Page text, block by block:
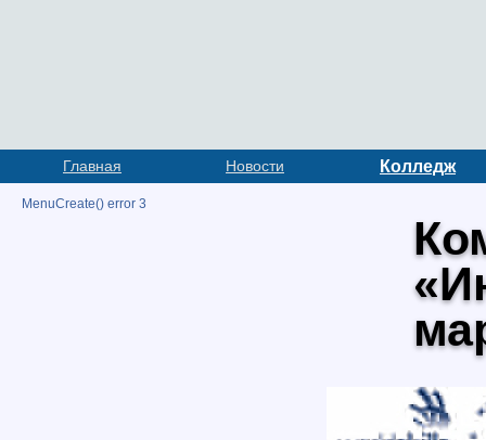
Главная Новости Колледж
MenuCreate() error 3